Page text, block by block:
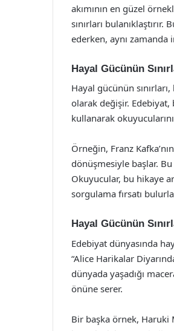
akımının en güzel
sınırları
ederken, aynı zamanda
Hayal Gücünün
Hayal gücünün
olarak değişir. Edebiyat,
kullanarak
Örneğin, Franz
dönüşmesiyle başlar. Bu
Okuyucular, bu hikaye
sorgulama fırsatı
Hayal Gücünün
Edebiyat dünyasında
“Alice Harikalar
dünyada yaşadığı
önüne serer.
Bir başka örnek, Haruki